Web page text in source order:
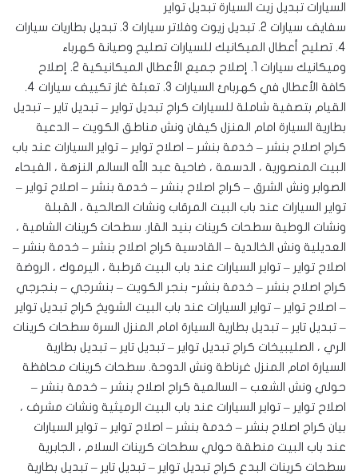
السيارات تبديل زيت السيارة تبديل تواير
سفايف سيارات 2. تبديل زيوت وفلاتر سيارات 3. تبديل بطاريات سيارات
4. تصليح أعطال الميكانيك للسيارات ‎تصليح وصيانة كهرباء
وميكانيك سيارات 1. إصلاح جميع الأعطال الميكانيكية 2. إصلاح
كافة الأعطال في كهربائ السيارات 3. تعبئة غاز تكييف سيارات 4.
القيام بتصفية شاملة للسيارات ‎كراج تبديل تواير – تبديل تاير – تبديل
بطارية السيارة امام المنزل كيفان ونش مناطق الكويت – الدعية
كراج اصلاح بنشر – خدمة بنشر – اصلاح تواير – تواير السيارات عند باب
البيت المنصورية ، الدسمة ، ضاحية عبد الله السالم النزهة ، الفيحاء
‎الصوابر ونش الشرق – كراج اصلاح بنشر – خدمة بنشر – اصلاح تواير –
تواير السيارات عند باب البيت المرقاب ونشات الصالحية ، القبلة
ونشات الوطية سطحات كرينات بنيد القار. ‎سطحات كرينات الشامية ،
العديلية ونش الخالدية – القادسية كراج اصلاح بنشر – خدمة بنشر –
اصلاح تواير – تواير السيارات عند باب البيت قرطبة ، اليرموك ، الروضة
كراج اصلاح بنشر – خدمة بنشر- بنجر الكويت – بنشرجي – بنجرجي
– اصلاح تواير – تواير السيارات عند باب البيت الشويخ كراج تبديل تواير
– تبديل تاير – تبديل بطارية السيارة امام المنزل السرة سطحات كرينات
الري ، الصليبيخات كراج تبديل تواير – تبديل تاير – تبديل بطارية
السيارة امام المنزل غرناطة ونش الدوحة. ‎سطحات كرينات محافظة
حولي ونش الشعب – السالمية كراج اصلاح بنشر – خدمة بنشر –
اصلاح تواير – تواير السيارات عند باب البيت الرميثية ونشات مشرف ،
بيان كراج اصلاح بنشر – خدمة بنشر – اصلاح تواير – تواير السيارات
عند باب البيت منطقة حولي سطحات كرينات السلام ، الجابرية
سطحات كرينات البدع كراج تبديل تواير – تبديل تاير – تبديل بطارية